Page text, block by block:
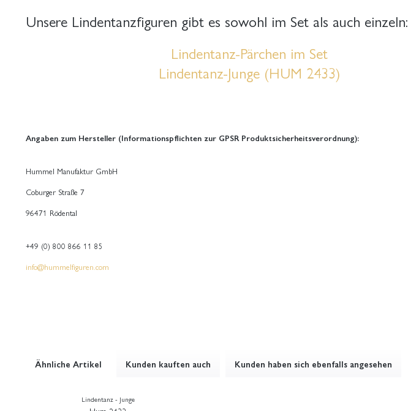
Unsere Lindentanzfiguren gibt es sowohl im Set als auch einzeln:
Lindentanz-Pärchen im Set
Lindentanz-Junge (HUM 2433)
Angaben zum Hersteller (Informationspflichten zur GPSR Produktsicherheitsverordnung):
Hummel Manufaktur GmbH
Coburger Straße 7
96471 Rödental
+49 (0) 800 866 11 85
info@hummelfiguren.com
Ähnliche Artikel Kunden kauften auch Kunden haben sich ebenfalls angesehen
Lindentanz - Junge